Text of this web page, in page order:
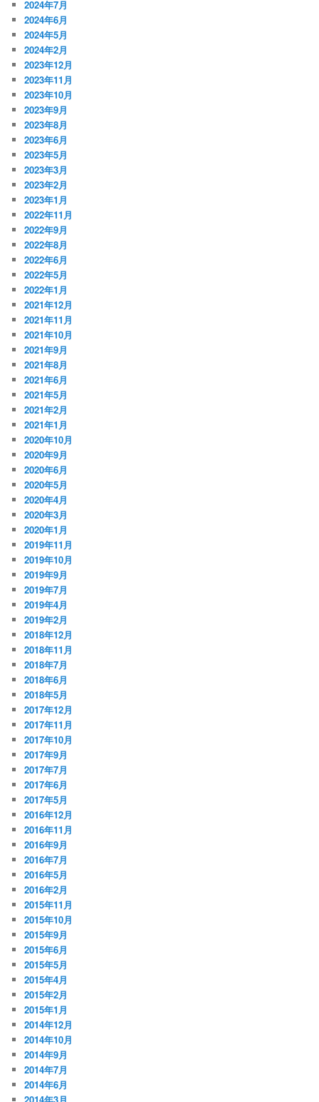
2024年7月
2024年6月
2024年5月
2024年2月
2023年12月
2023年11月
2023年10月
2023年9月
2023年8月
2023年6月
2023年5月
2023年3月
2023年2月
2023年1月
2022年11月
2022年9月
2022年8月
2022年6月
2022年5月
2022年1月
2021年12月
2021年11月
2021年10月
2021年9月
2021年8月
2021年6月
2021年5月
2021年2月
2021年1月
2020年10月
2020年9月
2020年6月
2020年5月
2020年4月
2020年3月
2020年1月
2019年11月
2019年10月
2019年9月
2019年7月
2019年4月
2019年2月
2018年12月
2018年11月
2018年7月
2018年6月
2018年5月
2017年12月
2017年11月
2017年10月
2017年9月
2017年7月
2017年6月
2017年5月
2016年12月
2016年11月
2016年9月
2016年7月
2016年5月
2016年2月
2015年11月
2015年10月
2015年9月
2015年6月
2015年5月
2015年4月
2015年2月
2015年1月
2014年12月
2014年10月
2014年9月
2014年7月
2014年6月